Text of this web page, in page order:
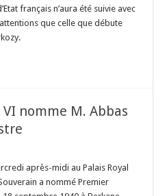
français n’aura été suivie avec
que celle que débute
nomme M. Abbas
après-midi au Palais Royal
a nommé Premier